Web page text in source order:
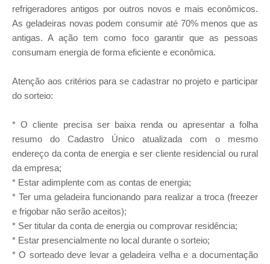
refrigeradores antigos por outros novos e mais econômicos.
As geladeiras novas podem consumir até 70% menos que as
antigas. A ação tem como foco garantir que as pessoas
consumam energia de forma eficiente e econômica.
Atenção aos critérios para se cadastrar no projeto e participar
do sorteio:
* O cliente precisa ser baixa renda ou apresentar a folha
resumo do Cadastro Único atualizada com o mesmo
endereço da conta de energia e ser cliente residencial ou rural
da empresa;
* Estar adimplente com as contas de energia;
* Ter uma geladeira funcionando para realizar a troca (freezer
e frigobar não serão aceitos);
* Ser titular da conta de energia ou comprovar residência;
* Estar presencialmente no local durante o sorteio;
* O sorteado deve levar a geladeira velha e a documentação